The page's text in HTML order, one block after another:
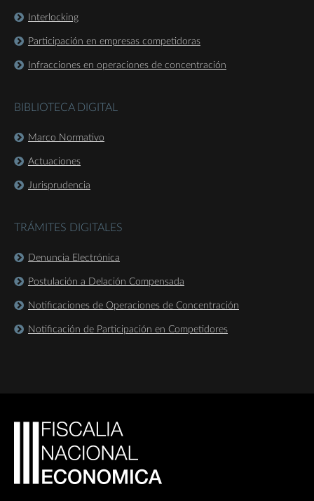
Interlocking
Participación en empresas competidoras
Infracciones en operaciones de concentración
BIBLIOTECA DIGITAL
Marco Normativo
Actuaciones
Jurisprudencia
TRÁMITES DIGITALES
Denuncia Electrónica
Postulación a Delación Compensada
Notificaciones de Operaciones de Concentración
Notificación de Participación en Competidores